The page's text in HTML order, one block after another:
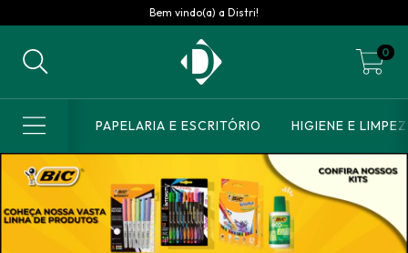
Bem vindo(a) a Distri!
0
PAPELARIA E ESCRITÓRIO HIGIENE E